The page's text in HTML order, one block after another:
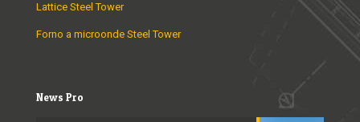
Lattice Steel Tower
Forno a microonde Steel Tower
News Pro